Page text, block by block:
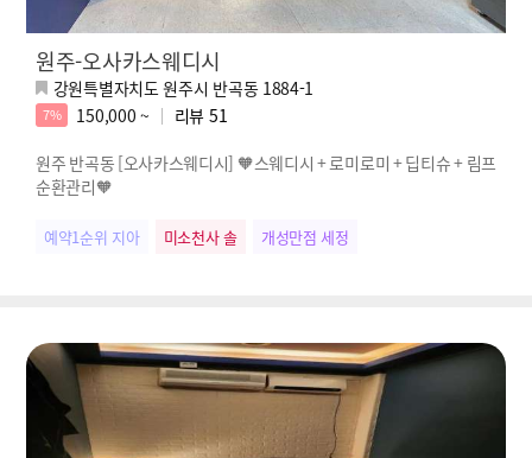
원주-오사카스웨디시
강원특별자치도 원주시 반곡동 1884-1
7% 150,000 ~ 리뷰 51
원주 반곡동 [오사카스웨디시] 🧡스웨디시 + 로미로미 + 딥티슈 + 림프
순환관리🧡
예약1순위 지아 미소천사 솔 개성만점 세정